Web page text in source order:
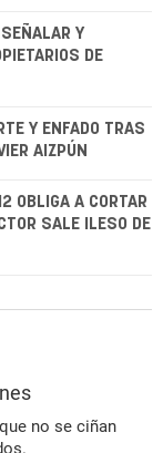
Y
DE
Y ENFADO TRAS
AIZPÚN
OBLIGA A CORTAR
SALE ILESO DE
no se ciñan